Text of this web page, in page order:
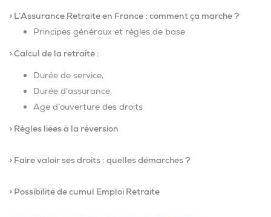
> L’Assurance Retraite en France : comment ça marche ?
Principes généraux et règles de base
> Calcul de la retraite :
Durée de service,
Durée d’assurance,
Age d’ouverture des droits
> Règles liées à la réversion
> Faire valoir ses droits : quelles démarches ?
> Possibilité de cumul Emploi Retraite